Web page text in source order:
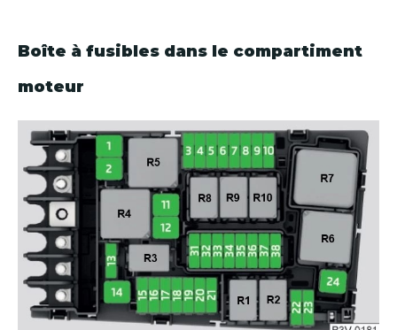
Boîte à fusibles dans le compartiment
moteur